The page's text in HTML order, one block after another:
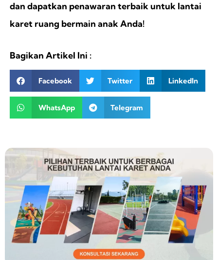
dan dapatkan penawaran terbaik untuk lantai
karet ruang bermain anak Anda!
Bagikan Artikel Ini :
Facebook Twitter LinkedIn
WhatsApp Telegram